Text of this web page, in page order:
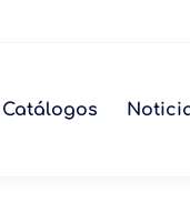
Catálogos